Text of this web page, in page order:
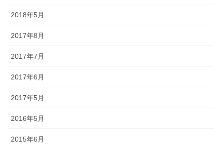
2018年5月
2017年8月
2017年7月
2017年6月
2017年5月
2016年5月
2015年6月